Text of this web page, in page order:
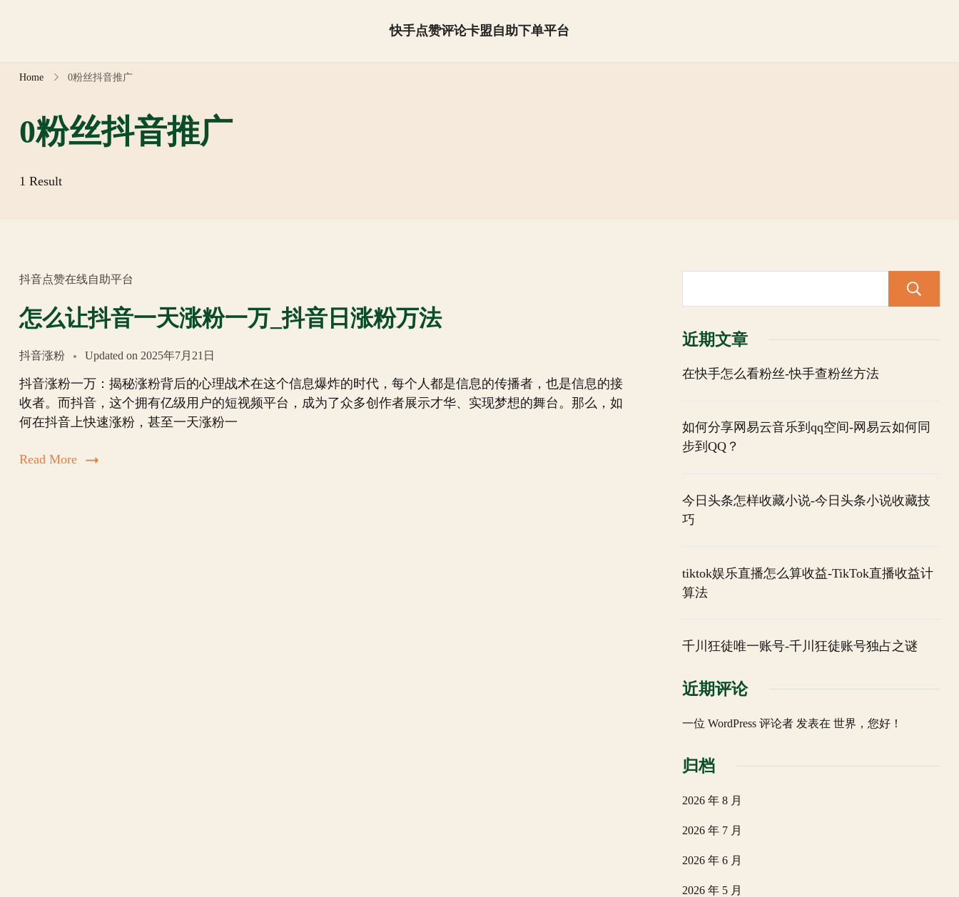
快手点赞评论卡盟自助下单平台
Home 0粉丝抖音推广
0粉丝抖音推广
1 Result
抖音点赞在线自助平台
怎么让抖音一天涨粉一万_抖音日涨粉万法
抖音涨粉 Updated on 2025年7月21日
抖音涨粉一万：揭秘涨粉背后的心理战术在这个信息爆炸的时代，每个人都是信息的传播者，也是信息的接
收者。而抖音，这个拥有亿级用户的短视频平台，成为了众多创作者展示才华、实现梦想的舞台。那么，如
何在抖音上快速涨粉，甚至一天涨粉一
Read More
近期文章
在快手怎么看粉丝-快手查粉丝方法
如何分享网易云音乐到qq空间-网易云如何同
步到QQ？
今日头条怎样收藏小说-今日头条小说收藏技
巧
tiktok娱乐直播怎么算收益-TikTok直播收益计
算法
千川狂徒唯一账号-千川狂徒账号独占之谜
近期评论
一位 WordPress 评论者发表在 世界，您好！
归档
2026 年 8 月
2026 年 7 月
2026 年 6 月
2026 年 5 月